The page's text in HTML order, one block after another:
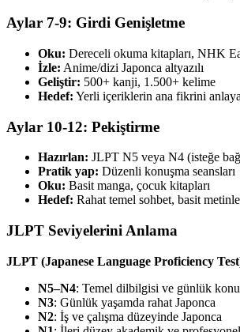
Aylar 7-9: Girdi Genişletme
Oku: Dereceli okuma kitapları, NHK
İzle: Anime/dizi Japonca altyazılı
Geliştir: 500+ kanji, 1.500+ kelime
Hedef: Yerli içeriklerin ana fikrini
Aylar 10-12: Pekiştirme
Hazırlan: JLPT N5 veya N4 (isteğe
Pratik yap: Düzenli konuşma seansları
Oku: Basit manga, çocuk kitapları
Hedef: Rahat temel sohbet, basit
JLPT Seviyelerini Anlama
JLPT (Japanese Language Proficiency
N5–N4: Temel dilbilgisi ve günlük
N3: Günlük yaşamda rahat Japonca
N2: İş ve çalışma düzeyinde Japonca